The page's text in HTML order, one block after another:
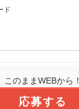
ド
このままWEBから！
応募する